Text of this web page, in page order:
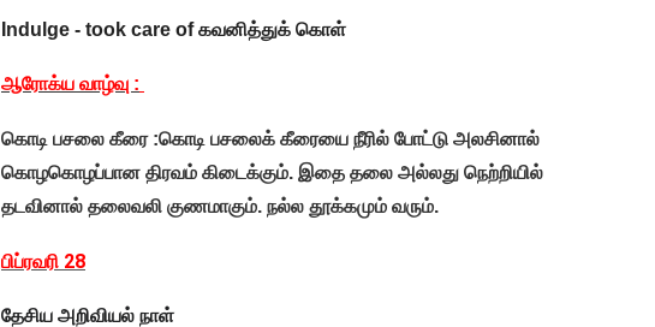
Indulge - took care of கவனித்துக் கொள்
ஆரோக்ய வாழ்வு :
கொடி பசலை கீரை :கொடி பசலைக் கீரையை நீரில் போட்டு அலசினால்
கொழகொழப்பான திரவம் கிடைக்கும். இதை தலை அல்லது நெற்றியில்
தடவினால் தலைவலி குணமாகும். நல்ல தூக்கமும் வரும்.
பிப்ரவரி 28
தேசிய அறிவியல் நாள்